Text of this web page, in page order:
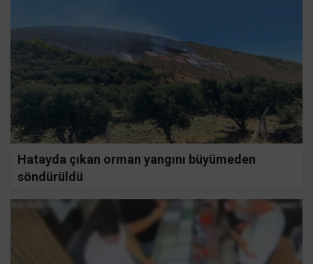
Hatayda çıkan orman yangını büyümeden
söndürüldü